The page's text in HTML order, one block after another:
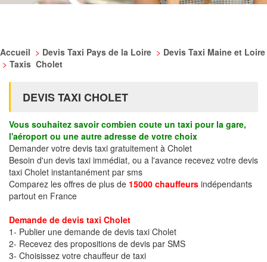
Accueil > Devis Taxi Pays de la Loire > Devis Taxi Maine et Loire
> Taxis Cholet
DEVIS TAXI CHOLET
Vous souhaitez savoir combien coute un taxi pour la gare,
l'aéroport ou une autre adresse de votre choix
Demander votre devis taxi gratuitement à Cholet
Besoin d'un devis taxi immédiat, ou a l'avance recevez votre devis
taxi Cholet instantanément par sms
Comparez les offres de plus de 15000 chauffeurs indépendants
partout en France
Demande de devis taxi Cholet
1- Publier une demande de devis taxi Cholet
2- Recevez des propositions de devis par SMS
3- Choisissez votre chauffeur de taxi